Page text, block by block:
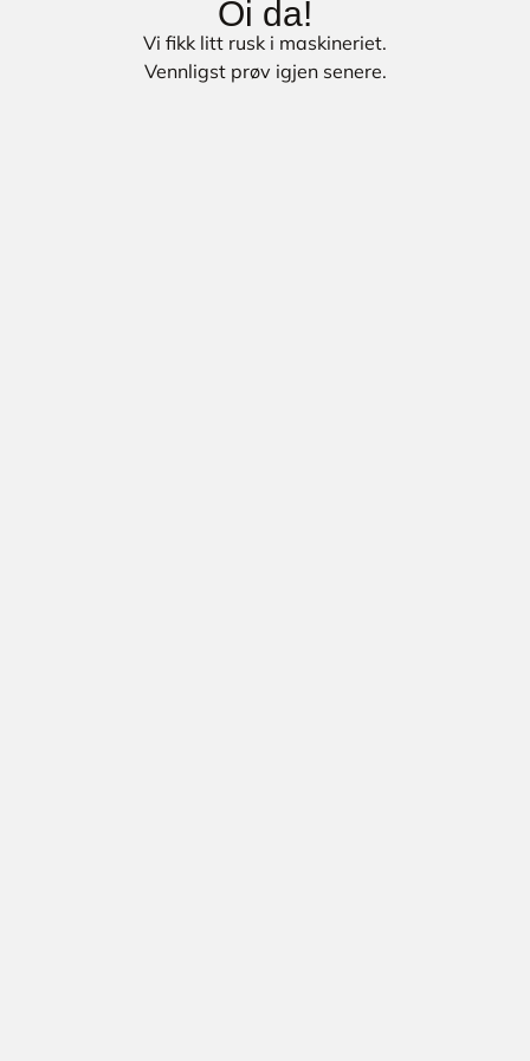
Oi da!
Vi fikk litt rusk i maskineriet.
Vennligst prøv igjen senere.